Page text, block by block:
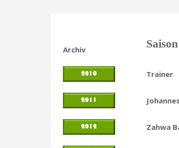
Archiv
Trainer
Zahwa